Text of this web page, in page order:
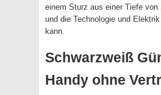
einem Sturz aus einer Tiefe von
und die Technologie und
kann.
Schwarzweiß
Handy ohne